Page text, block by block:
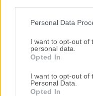
Personal Data
I want to opt-out of
personal data.
Opted In
I want to opt-out of
Personal Data.
Opted In
háznoslo saber.